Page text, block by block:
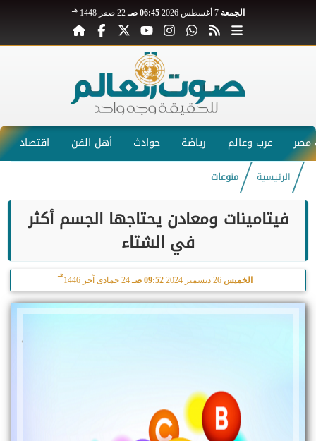
الجمعة 7 أغسطس 2026 06:45 صـ 22 صفر 1448 هـ
عرب وعالم رياضة حوادث أهل الفن اقتصاد
الرئيسية منوعات
فيتامينات ومعادن يحتاجها الجسم أكثر
في الشتاء
الخميس 09:52 صـ 24 جمادى آخر 1446
هـ